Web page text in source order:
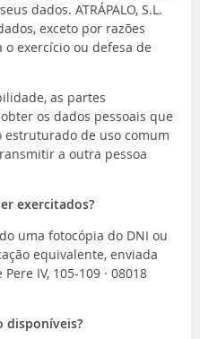
dados. ATRÁPALO, S.L.
exceto por razões
exercício ou defesa de
as partes
os dados pessoais que
de uso comum
a outra pessoa
exercitados?
uma fotocópia do DNI ou
equivalente, enviada
Pere IV, 105-109 · 08018
disponíveis?